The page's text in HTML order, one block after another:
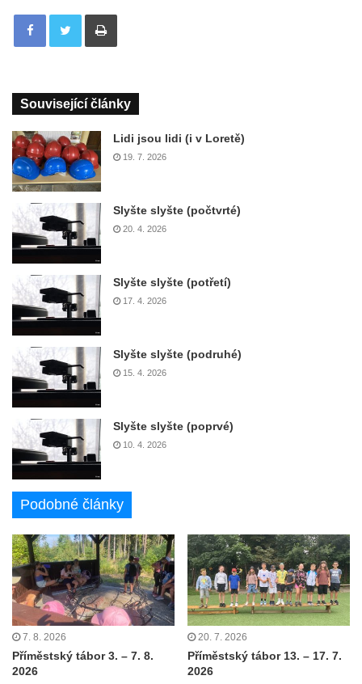
Tisknout
Související články
Lidi jsou lidi (i v Loretě)
19. 7. 2026
Slyšte slyšte (počtvrté)
20. 4. 2026
Slyšte slyšte (potřetí)
17. 4. 2026
Slyšte slyšte (podruhé)
15. 4. 2026
Slyšte slyšte (poprvé)
10. 4. 2026
Podobné články
7. 8. 2026
Příměstský tábor 3. – 7. 8.
2026
20. 7. 2026
Příměstský tábor 13. – 17. 7.
2026